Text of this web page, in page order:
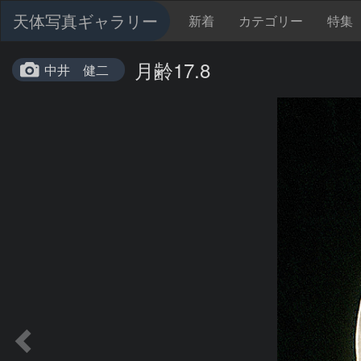
天体写真ギャラリー 新着 カテゴリー 特集
中井 健二 月齢17.8